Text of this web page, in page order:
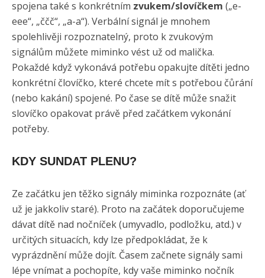
spojena také s konkrétním zvukem/slovíčkem („e-
eee“, „ččč“, „a-a“). Verbální signál je mnohem
spolehlivěji rozpoznatelný, proto k zvukovým
signálům můžete miminko vést už od malička.
Pokaždé když vykonává potřebu opakujte dítěti jedno
konkrétní človíčko, které chcete mít s potřebou čůrání
(nebo kakání) spojené. Po čase se dítě může snažit
slovíčko opakovat právě před začátkem vykonání
potřeby.
KDY SUNDAT PLENU?
Ze začátku jen těžko signály miminka rozpoznáte (ať
už je jakkoliv staré). Proto na začátek doporučujeme
dávat dítě nad nočníček (umyvadlo, podložku, atd.) v
určitých situacích, kdy lze předpokládat, že k
vyprázdnění může dojít. Časem začnete signály sami
lépe vnímat a pochopíte, kdy vaše miminko nočník